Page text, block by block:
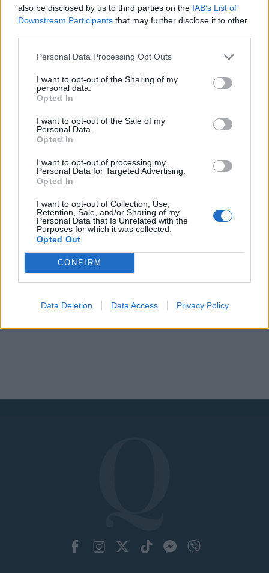
also be disclosed by us to third parties on the IAB’s List of
Downstream Participants that may further disclose it to other
Personal Data Processing Opt Outs
I want to opt-out of the Sharing of my
personal data.
Opted In
I want to opt-out of the Sale of my
Personal Data.
Opted In
I want to opt-out of processing my
Personal Data for Targeted Advertising.
Opted In
I want to opt-out of Collection, Use,
Retention, Sale, and/or Sharing of my
Personal Data that Is Unrelated with the
Purposes for which it was collected.
Opted Out
CONFIRM
Data Deletion Data Access Privacy Policy
Tι μπορείς να κάνεις
εαυτό σου ότι τον
αγαπάς; (video)
10 Σημάδια ότι είσαι
αγαπήσεις τον εαυτό
Πώς να πεις.... τα
Οι όμορφες ρωγμές